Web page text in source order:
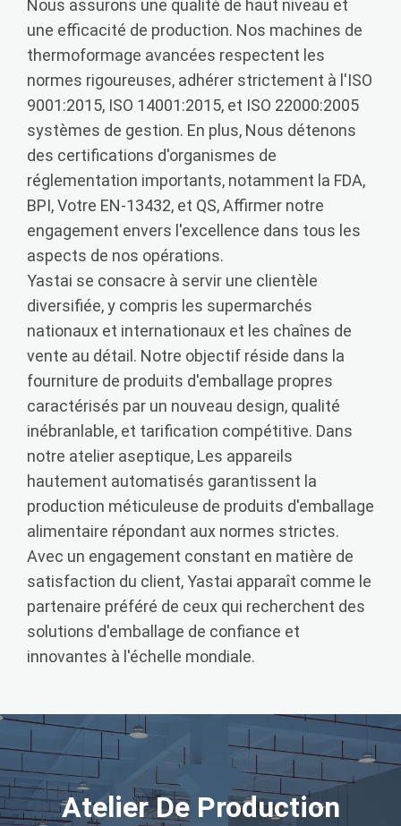
Nous assurons une qualité de haut niveau et
une efficacité de production. Nos machines de
thermoformage avancées respectent les
normes rigoureuses, adhérer strictement à l'ISO
9001:2015, ISO 14001:2015, et ISO 22000:2005
systèmes de gestion. En plus, Nous détenons
des certifications d'organismes de
réglementation importants, notamment la FDA,
BPI, Votre EN-13432, et QS, Affirmer notre
engagement envers l'excellence dans tous les
aspects de nos opérations.
Yastai se consacre à servir une clientèle
diversifiée, y compris les supermarchés
nationaux et internationaux et les chaînes de
vente au détail. Notre objectif réside dans la
fourniture de produits d'emballage propres
caractérisés par un nouveau design, qualité
inébranlable, et tarification compétitive. Dans
notre atelier aseptique, Les appareils
hautement automatisés garantissent la
production méticuleuse de produits d'emballage
alimentaire répondant aux normes strictes.
Avec un engagement constant en matière de
satisfaction du client, Yastai apparaît comme le
partenaire préféré de ceux qui recherchent des
solutions d'emballage de confiance et
innovantes à l'échelle mondiale.
Atelier De Production